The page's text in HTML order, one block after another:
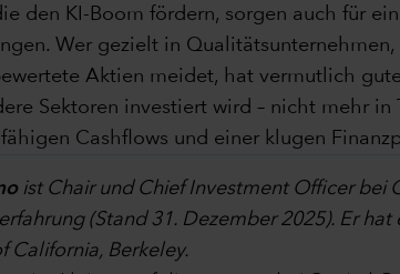
den KI-Boom fördern, sorgen auch für
Wer gezielt in
Aktien meidet, hat vermutlich
Sektoren investiert wird – nicht mehr
Cashflows und einer klugen
ist Chair und Chief Investment Officer bei
(Stand 31. Dezember 2025). Er
California, Berkeley.